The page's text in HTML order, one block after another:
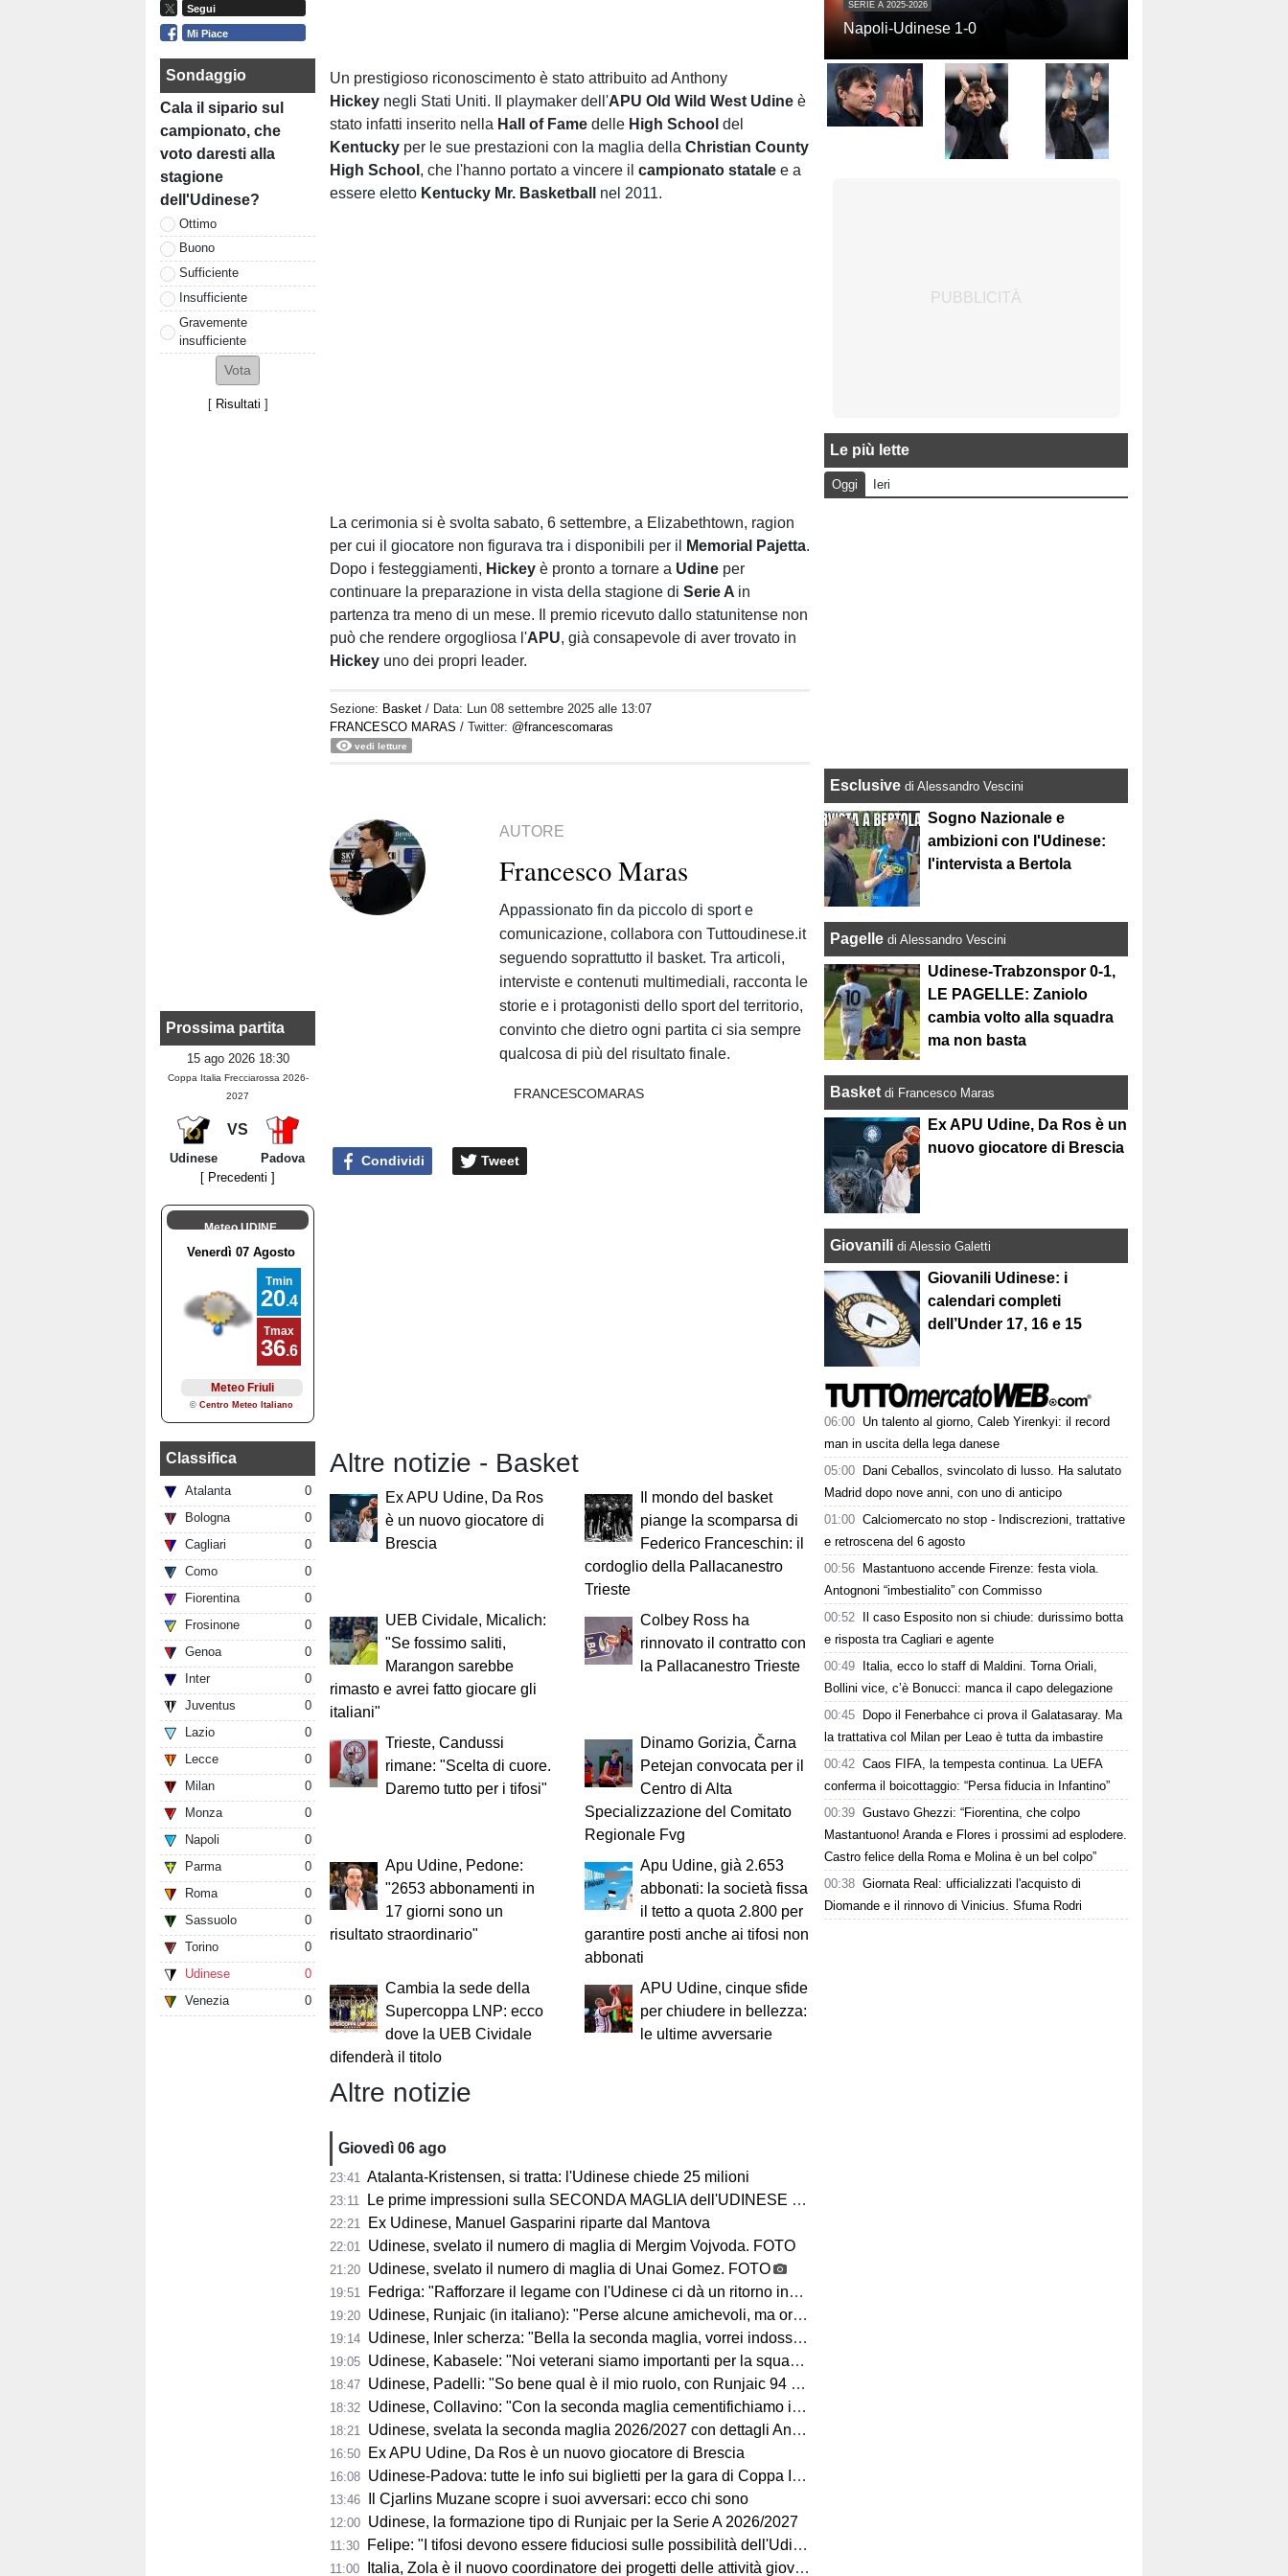
Segui
Mi Piace
Sondaggio
Cala il sipario sul
campionato, che
voto daresti alla
stagione
dell'Udinese?
Ottimo
Buono
Sufficiente
Insufficiente
Gravemente
insufficiente
[ Risultati ]
Prossima partita
15 ago 2026 18:30
Coppa Italia Frecciarossa 2026-
2027
VS
Udinese
Padova
[ Precedenti ]
Meteo UDINE
Classifica
Atalanta
0
Bologna
0
Cagliari
0
Como
0
Fiorentina
0
Frosinone
0
Genoa
0
Inter
0
Juventus
0
Lazio
0
Lecce
0
Milan
0
Monza
0
Napoli
0
Parma
0
Roma
0
Sassuolo
0
Torino
0
Udinese
0
Venezia
0
Un prestigioso riconoscimento è stato attribuito ad Anthony
Hickey negli Stati Uniti. Il playmaker dell'APU Old Wild West Udine è
stato infatti inserito nella Hall of Fame delle High School del
Kentucky per le sue prestazioni con la maglia dellaChristian County
High School , che l'hanno portato a vincere ilcampionato statalee a
essere eletto Kentucky Mr. Basketball nel 2011.
La cerimonia si è svolta sabato, 6 settembre, a Elizabethtown, ragion
per cui il giocatore non figurava tra i disponibili per il
Memorial Pajetta.
Dopo i festeggiamenti, Hickeyè pronto a tornare a Udine per
continuare la preparazione in vista della stagione diSerie A in
partenza tra meno di un mese. Il premio ricevuto dallo statunitense non
può che rendere orgogliosa l'APU, già consapevole di aver trovato in
Hickey uno dei propri leader.
Sezione: Basket / Data: Lun 08 settembre 2025 alle 13:07
FRANCESCO MARAS / Twitter: @francescomaras
vedi letture
AUTORE
Francesco Maras
Appassionato fin da piccolo di sport e
comunicazione, collabora con Tuttoudinese.it
seguendo soprattutto il basket. Tra articoli,
interviste e contenuti multimediali, racconta le
storie e i protagonisti dello sport del territorio,
convinto che dietro ogni partita ci sia sempre
qualcosa di più del risultato finale.
FRANCESCOMARAS
Condividi Tweet
Altre notizie - Basket
Ex APU Udine, Da Ros
è un nuovo giocatore di
Brescia
Il mondo del basket
piange la scomparsa di
Federico Franceschin: il
cordoglio della Pallacanestro
Trieste
UEB Cividale, Micalich:
"Se fossimo saliti,
Marangon sarebbe
rimasto e avrei fatto giocare gli
italiani"
Colbey Ross ha
rinnovato il contratto con
la Pallacanestro Trieste
Trieste, Candussi
rimane: "Scelta di cuore.
Daremo tutto per i tifosi"
Dinamo Gorizia, Čarna
Petejan convocata per il
Centro di Alta
Specializzazione del Comitato
Regionale Fvg
Apu Udine, Pedone:
"2653 abbonamenti in
17 giorni sono un
risultato straordinario"
Apu Udine, già 2.653
abbonati: la società fissa
il tetto a quota 2.800 per
garantire posti anche ai tifosi non
abbonati
Cambia la sede della
Supercoppa LNP: ecco
dove la UEB Cividale
difenderà il titolo
APU Udine, cinque sfide
per chiudere in bellezza:
le ultime avversarie
Altre notizie
Giovedì 06 ago
23:41 Atalanta-Kristensen, si tratta: l'Udinese chiede 25 milioni
23:11 Le prime impressioni sulla SECONDA MAGLIA dell'UDINESE 2026/2027
22:21 Ex Udinese, Manuel Gasparini riparte dal Mantova
22:01 Udinese, svelato il numero di maglia di Mergim Vojvoda. FOTO
21:20 Udinese, svelato il numero di maglia di Unai Gomez. FOTO
19:51 Fedriga: "Rafforzare il legame con l'Udinese ci dà un ritorno incredibile"
19:20 Udinese, Runjaic (in italiano): "Perse alcune amichevoli, ma ora arrivano le gare che conta vincere"
19:14 Udinese, Inler scherza: "Bella la seconda maglia, vorrei indossarla"
19:05 Udinese, Kabasele: "Noi veterani siamo importanti per la squadra"
18:47 Udinese, Padelli: "So bene qual è il mio ruolo, con Runjaic 94 punti in due anni"
18:32 Udinese, Collavino: "Con la seconda maglia cementifichiamo il legame con il territorio"
18:21 Udinese, svelata la seconda maglia 2026/2027 con dettagli Anni '90. FOTO
16:50 Ex APU Udine, Da Ros è un nuovo giocatore di Brescia
16:08 Udinese-Padova: tutte le info sui biglietti per la gara di Coppa Italia
13:46 Il Cjarlins Muzane scopre i suoi avversari: ecco chi sono
12:00 Udinese, la formazione tipo di Runjaic per la Serie A 2026/2027
11:30 Felipe: "I tifosi devono essere fiduciosi sulle possibilità dell'Udinese, Runjaic ha la squadra in mano"
11:00 Italia, Zola è il nuovo coordinatore dei progetti delle attività giovanili
SERIE A 2025-2026
Napoli-Udinese 1-0
Le più lette
Oggi Ieri
Esclusive di Alessandro Vescini
Sogno Nazionale e
ambizioni con l'Udinese:
l'intervista a Bertola
Pagelle di Alessandro Vescini
Udinese-Trabzonspor 0-1,
LE PAGELLE: Zaniolo
cambia volto alla squadra
ma non basta
Basket di Francesco Maras
Ex APU Udine, Da Ros è un
nuovo giocatore di Brescia
Giovanili di Alessio Galetti
Giovanili Udinese: i
calendari completi
dell’Under 17, 16 e 15
06:00 Un talento al giorno, Caleb Yirenkyi: il record
man in uscita della lega danese
05:00
Dani Ceballos, svincolato di lusso. Ha salutato
Madrid dopo nove anni, con uno di anticipo
01:00 Calciomercato no stop - Indiscrezioni, trattative
e retroscena del 6 agosto
00:56
Mastantuono accende Firenze: festa viola.
Antognoni “imbestialito” con Commisso
00:52
Il caso Esposito non si chiude: durissimo botta
e risposta tra Cagliari e agente
00:49
Italia, ecco lo staff di Maldini. Torna Oriali,
Bollini vice, c’è Bonucci: manca il capo delegazione
00:45
Dopo il Fenerbahce ci prova il Galatasaray. Ma
la trattativa col Milan per Leao è tutta da imbastire
00:42 Caos FIFA, la tempesta continua. La UEFA
conferma il boicottaggio: “Persa fiducia in Infantino”
00:39 Gustavo Ghezzi: “Fiorentina, che colpo
Mastantuono! Aranda e Flores i prossimi ad esplodere.
Castro felice della Roma e Molina è un bel colpo”
00:38 Giornata Real: ufficializzati l'acquisto di
Diomande e il rinnovo di Vinicius. Sfuma Rodri